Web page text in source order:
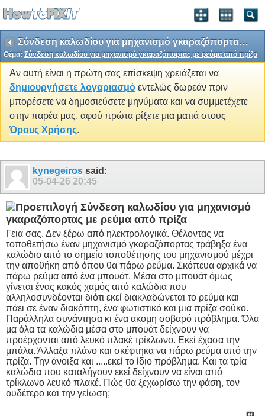
Σύνδεση καλωδίου για μηχανισμό γκαραζόπορτας με ρεύμα από πρίζα
Θέμα: Σύνδεση καλωδίου για μηχανισμό γκαραζόπορτας με ρεύμα από πρίζα
Αν αυτή είναι η πρώτη σας επίσκεψη χρειάζεται να
δημιουργήσετε λογαριασμό εντελώς δωρεάν πριν
μπορέσετε να δημοσιεύσετε μηνύματα και να συμμετέχετε
στην παρέα μας, αφού πρώτα ρίξετε μια ματιά στους
Όρους Χρήσης.
kynegeiros said:
05-04-26 20:45
Σύνδεση καλωδίου για μηχανισμό
γκαραζόπορτας με ρεύμα από πρίζα
Γεια σας. Δεν ξέρω από ηλεκτρολογικά. Θέλοντας να
τοποθετήσω έναν μηχανισμό γκαραζόπορτας τράβηξα ένα
καλώδιο από το σημείο τοποθέτησης του μηχανισμού μέχρι
την αποθήκη από όπου θα πάρω ρεύμα. Σκόπευα αρχικά να
πάρω ρεύμα από ένα μπουάτ. Μέσα στο μπουάτ όμως
γίνεται ένας κακός χαμός από καλώδια που
αλληλοσυνδέονται διότι εκεί διακλαδώνεται το ρεύμα και
πάει σε έναν διακόπτη, ένα φωτιστικό και μια πρίζα σούκο.
Παράλληλα συνάντησα κι ένα ακομη σοβαρό πρόβλημα. Όλα
μα όλα τα καλώδια μέσα στο μπουάτ δείχνουν να
προέρχονται από λευκό πλακέ τρίκλωνο. Εκεί έχασα την
μπάλα. Άλλαξα πλάνο και σκέφτηκα να πάρω ρεύμα από την
πρίζα. Την άνοιξα και .....εκεί το ίδιο πρόβλημα. Και τα τρία
καλώδια που καταλήγουν εκεί δείχνουν να είναι από
τρίκλωνο λευκό πλακέ. Πώς θα ξεχωρίσω την φάση, τον
ουδέτερο και την γείωση;